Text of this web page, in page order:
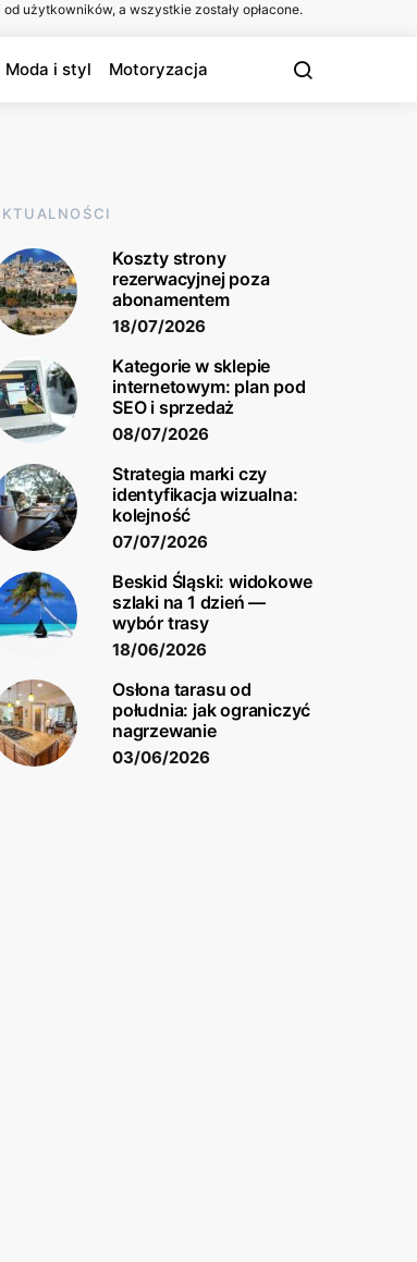
użytkowników, a wszystkie zostały opłacone.
Moda i styl Motoryzacja
Koszty strony
rezerwacyjnej poza
abonamentem
18/07/2026
Kategorie w sklepie
internetowym: plan pod
SEO i sprzedaż
08/07/2026
Strategia marki czy
identyfikacja wizualna:
kolejność
07/07/2026
Beskid Śląski: widokowe
szlaki na 1 dzień —
wybór trasy
18/06/2026
Osłona tarasu od
południa: jak ograniczyć
nagrzewanie
03/06/2026